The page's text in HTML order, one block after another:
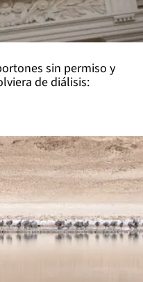
sin permiso y
de diálisis: